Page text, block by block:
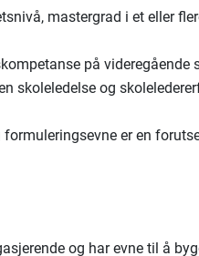
mastergrad i et eller
på videregående
skoleledelse og
er en
og har evne til å